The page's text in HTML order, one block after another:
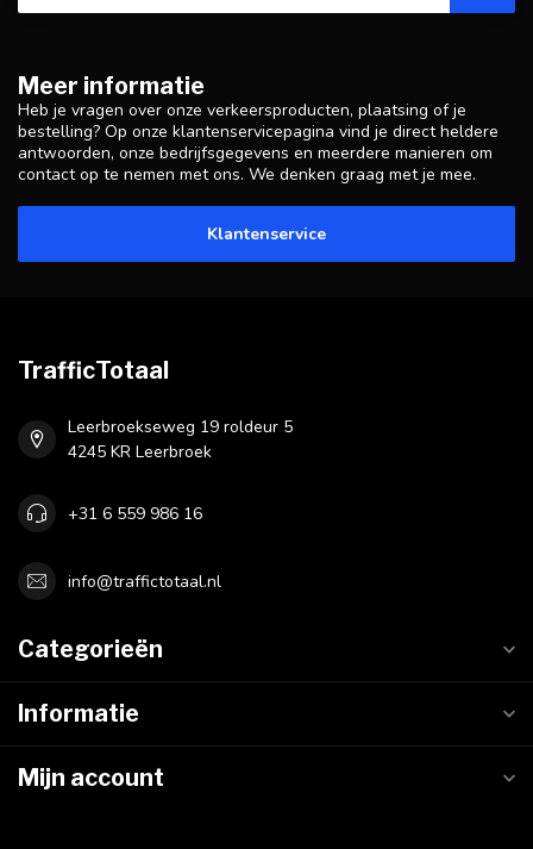
Meer informatie
Heb je vragen over onze verkeersproducten, plaatsing of je
bestelling? Op onze klantenservicepagina vind je direct heldere
antwoorden, onze bedrijfsgegevens en meerdere manieren om
contact op te nemen met ons. We denken graag met je mee.
Klantenservice
TrafficTotaal
Leerbroekseweg 19 roldeur 5
4245 KR Leerbroek
+31 6 559 986 16
info@traffictotaal.nl
Categorieën
Informatie
Mijn account